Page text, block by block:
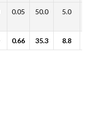
0.05 50.0 5.0
0.66 35.3 8.8